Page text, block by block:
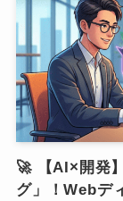
🚀 【AI×開発
グ」！Webデ